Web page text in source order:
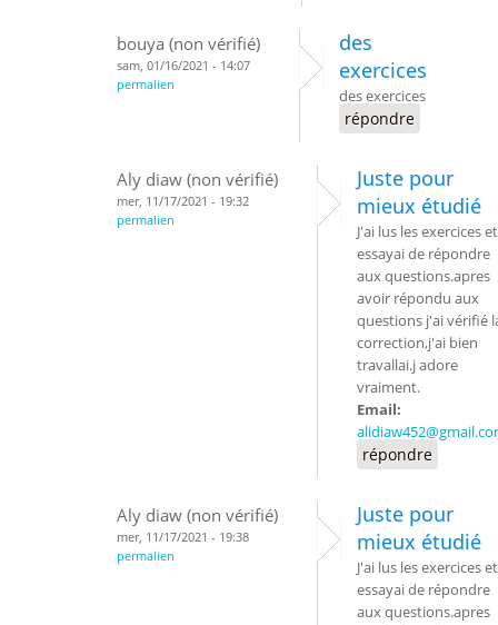
bouya (non vérifié)
sam, 01/16/2021 - 14:07
permalien
des
exercices
des exercices
répondre
Aly diaw (non vérifié)
mer, 11/17/2021 - 19:32
permalien
Juste pour
mieux étudié
J'ai lus les exercices et
essayai de répondre
aux questions.apres
avoir répondu aux
questions j'ai vérifié
correction,j'ai bien
travallai.j adore
vraiment.
Email:
répondre
Aly diaw (non vérifié)
mer, 11/17/2021 - 19:38
permalien
Juste pour
mieux étudié
J'ai lus les exercices et
essayai de répondre
aux questions.apres